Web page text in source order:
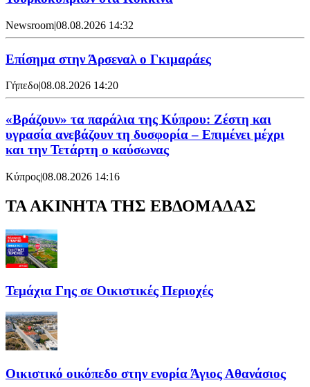
Newsroom|08.08.2026 14:32
Επίσημα στην Άρσεναλ ο Γκιμαράες
Γήπεδο|08.08.2026 14:20
«Βράζουν» τα παράλια της Κύπρου: Ζέστη και
υγρασία ανεβάζουν τη δυσφορία – Επιμένει μέχρι
και την Τετάρτη ο καύσωνας
Κύπρος|08.08.2026 14:16
ΤΑ ΑΚΙΝΗΤΑ ΤΗΣ ΕΒΔΟΜΑΔΑΣ
Τεμάχια Γης σε Οικιστικές Περιοχές
Οικιστικό οικόπεδο στην ενορία Άγιος Αθανάσιος